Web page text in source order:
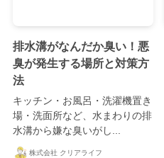
排水溝がなんだか臭い！悪
臭が発生する場所と対策方
法
キッチン・お風呂・洗濯機置き
場・洗面所など、水まわりの排
水溝から嫌な臭いがし...
株式会社 クリアライフ